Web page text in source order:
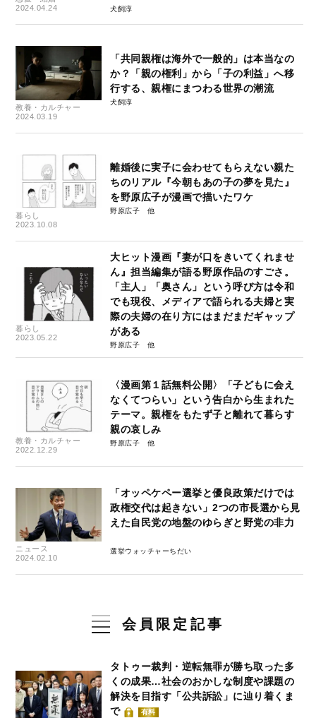
2024.04.24
犬飼淳
教養・カルチャー
2024.03.19
「共同親権は海外で一般的」は本当なの
か？「親の権利」から「子の利益」へ移
行する、親権にまつわる世界の潮流
犬飼淳
暮らし
2023.10.08
離婚後に実子に会わせてもらえない親た
ちのリアル『今朝もあの子の夢を見た』
を野原広子が漫画で描いたワケ
野原広子
暮らし
2023.05.22
大ヒット漫画『妻が口をきいてくれませ
ん』担当編集が語る野原作品のすごさ。
「主人」「奥さん」という呼び方は令和
でも現役、メディアで語られる夫婦と実
際の夫婦の在り方にはまだまだギャップ
がある
野原広子
教養・カルチャー
2022.12.29
〈漫画第１話無料公開〉「子どもに会え
なくてつらい」という告白から生まれた
テーマ。親権をもたず子と離れて暮らす
親の哀しみ
野原広子
ニュース
2024.02.10
「オッペケペー選挙と優良政策だけでは
政権交代は起きない」2つの市長選から見
えた自民党の地盤のゆらぎと野党の非力
選挙ウォッチャーちだい
会員限定記事
タトゥー裁判・逆転無罪が勝ち取った多
くの成果…社会のおかしな制度や課題の
解決を目指す「公共訴訟」に辿り着くま
で
有料